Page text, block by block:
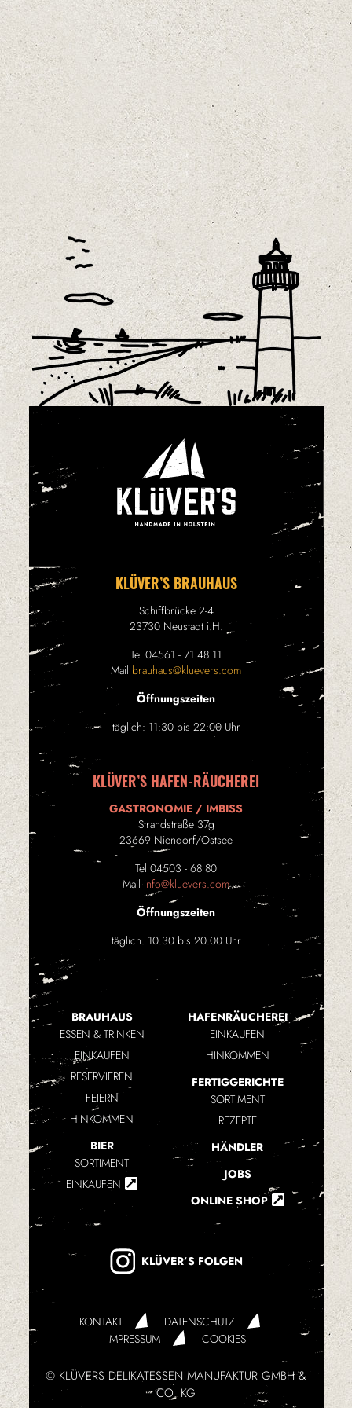
ab sofort
KLÜVER’S BRAUHAUS
Schiffbrücke 2-4
23730 Neustadt i.H.
Tel 04561 - 71 48 11
Mail brauhaus@kluevers.com
Öffnungszeiten
täglich: 11:30 bis 22:00 Uhr
KLÜVER’S HAFEN-RÄUCHEREI
GASTRONOMIE / IMBISS
Strandstraße 37g
23669 Niendorf/Ostsee
Tel 04503 - 68 80
Mailinfo@kluevers.com
Öffnungszeiten
täglich: 10:30 bis 20:00 Uhr
BRAUHAUS
ESSEN & TRINKEN
EINKAUFEN
RESERVIEREN
FEIERN
HINKOMMEN
BIER
SORTIMENT
EINKAUFEN
HAFENRÄUCHEREI
EINKAUFEN
HINKOMMEN
FERTIGGERICHTE
SORTIMENT
REZEPTE
HÄNDLER
JOBS
ONLINE SHOP
KLÜVER’S FOLGEN
KONTAKT
DATENSCHUTZ
IMPRESSUM
COOKIES
© KLÜVERS DELIKATESSEN MANUFAKTUR GMBH &
CO. KG